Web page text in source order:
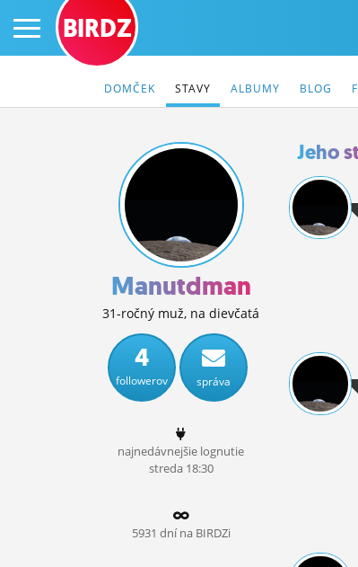
PRIHLÁS SA
ČINŽIAK
FÓRUM
STATUSY
BLOGY
OBRÁZKY
MÔJ PROFIL
ROLETA
BIRDZ
DOMČEK STAVY ALBUMY BLOG
Manutdman
31-ročný muž, na dievčatá
4
followerov správa
najnedávnejšie lognutie
streda 18:30
5931 dní na BIRDZi
Jeho